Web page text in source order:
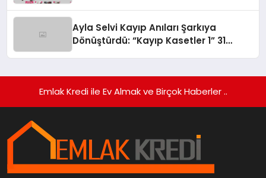
Ayla Selvi Kayıp Anıları Şarkıya
Dönüştürdü: “Kayıp Kasetler 1” 31
Emlak Kredi ile Ev Almak ve Birçok Haberler ..